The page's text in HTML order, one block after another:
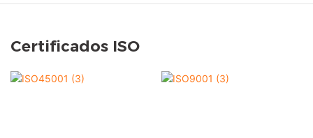
Certificados ISO